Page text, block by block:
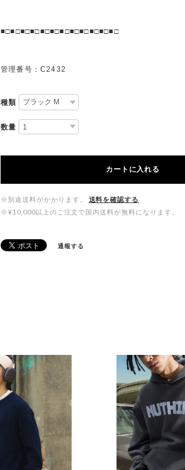
■□■□■□■□■□■□■□■□■□■□■□■□
管理番号：C2432
種類
数量
カートに入れる
※別途送料がかかります。
送料を確認する
※¥10,000以上のご注文で国内送料が無料になります。
通報する